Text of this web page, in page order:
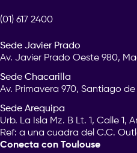
(01) 617 2400
Sede Javier Prado
Av. Javier Prado Oeste 980,
Sede Chacarilla
Av. Primavera 970, Santiago de
Sede Arequipa
Urb. La Isla Mz. B Lt. 1, Calle 1,
Ref: a una cuadra del C.C.
Conecta con Toulouse